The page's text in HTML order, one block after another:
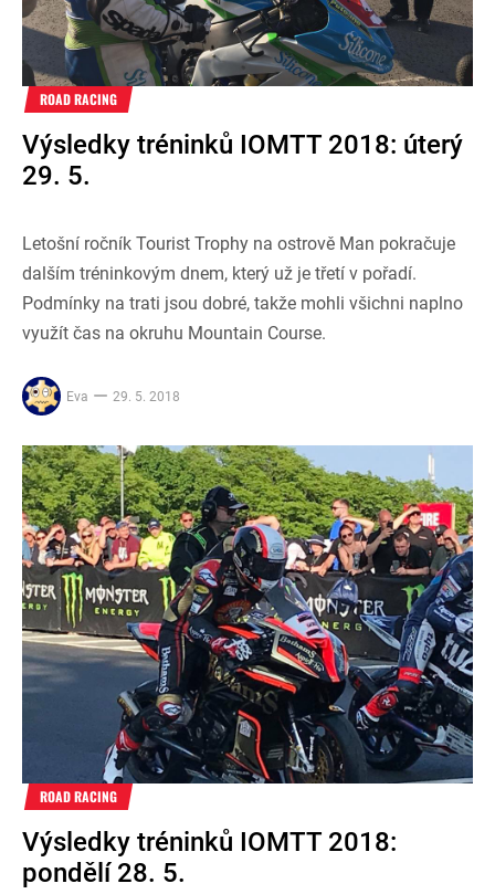
ROAD RACING
Výsledky tréninků IOMTT 2018: úterý
29. 5.
Letošní ročník Tourist Trophy na ostrově Man pokračuje
dalším tréninkovým dnem, který už je třetí v pořadí.
Podmínky na trati jsou dobré, takže mohli všichni naplno
využít čas na okruhu Mountain Course.
Eva 29. 5. 2018
ROAD RACING
Výsledky tréninků IOMTT 2018:
pondělí 28. 5.